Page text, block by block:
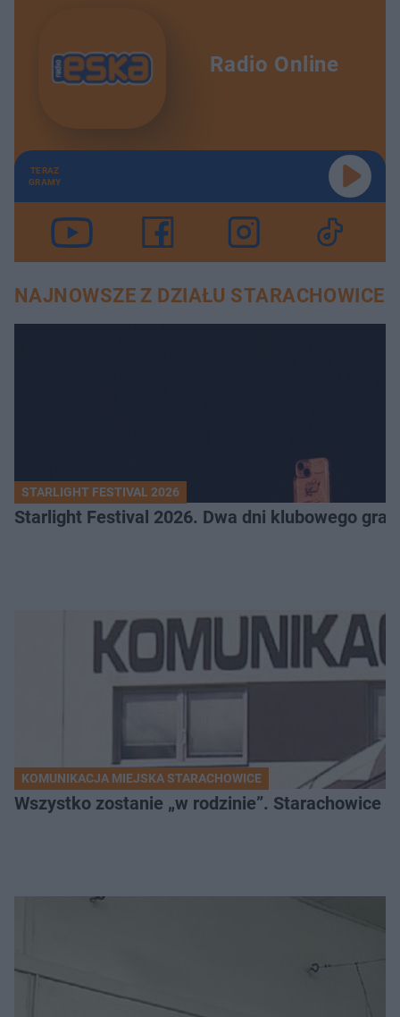
Radio Online
TERAZ
GRAMY
NAJNOWSZE Z DZIAŁU STARACHOWICE
STARLIGHT FESTIVAL 2026
Starlight Festival 2026. Dwa dni klubowego
KOMUNIKACJA MIEJSKA STARACHOWICE
Wszystko zostanie „w rodzinie”. Starachowice